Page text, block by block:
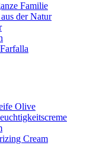
Familie
der Natur
Olive
Cream